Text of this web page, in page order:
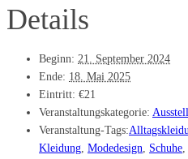
Details
Beginn: 21. September 2024
Ende: 18. Mai 2025
Eintritt: €21
Veranstaltungskategorie:
Veranstaltung-Tags:
Kleidung, Modedesign, Schuhe,